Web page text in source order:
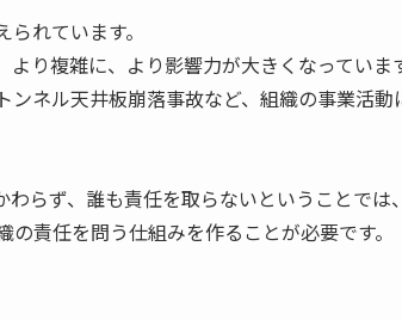
れています。
り複雑に、より影響力が大きくなっていま
ネル天井板崩落事故など、組織の事業活動
らず、誰も責任を取らないということでは
責任を問う仕組みを作ることが必要です。